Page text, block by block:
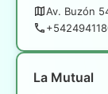
Av. Buzón
La Mutual